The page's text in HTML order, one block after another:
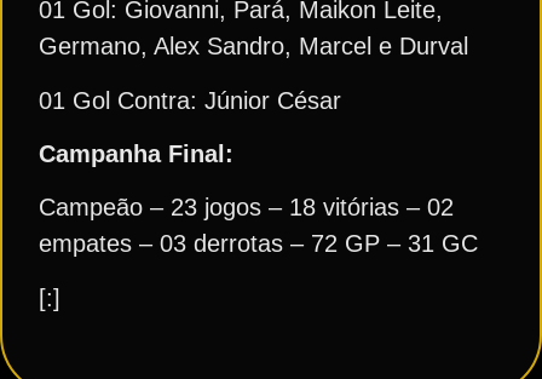
01 Gol: Giovanni, Pará, Maikon Leite,
Germano, Alex Sandro, Marcel e Durval
01 Gol Contra: Júnior César
Campanha Final:
Campeão – 23 jogos – 18 vitórias – 02
empates – 03 derrotas – 72 GP – 31 GC
[:]